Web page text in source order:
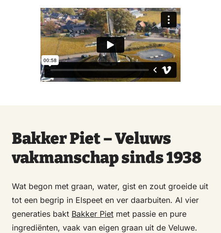
Bakker Piet – Veluws
vakmanschap sinds 1938
Wat begon met graan, water, gist en zout groeide uit
tot een begrip in Elspeet en ver daarbuiten. Al vier
generaties bakt Bakker Piet met passie en pure
ingrediënten, vaak van eigen graan uit de Veluwe.